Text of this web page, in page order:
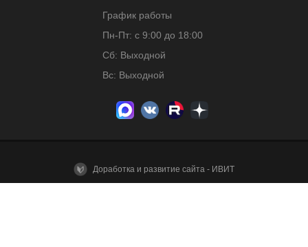
График работы
Пн-Пт: с 9:00 до 18:00
Сб: Выходной
Вс: Выходной
Доработка и развитие сайта - ИВИТ